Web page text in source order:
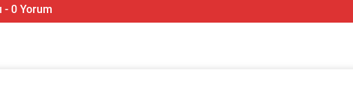
- 0 Yorum